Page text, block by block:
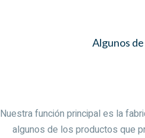
Algunos de
Nuestra función principal es la
algunos de los productos que